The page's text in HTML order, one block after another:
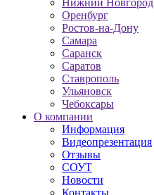
Нижний Новгород
Оренбург
Ростов-на-Дону
Самара
Саранск
Саратов
Ставрополь
Ульяновск
Чебоксары
О компании
Информация
Видеопрезентация
Отзывы
СОУТ
Новости
Контакты